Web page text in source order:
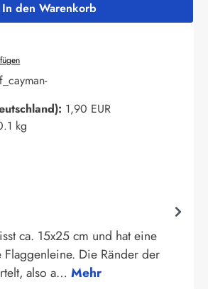
In den Warenkorb
1,90 EUR
kg
ca. 15x25 cm und hat eine
Die Ränder der
also a… Mehr